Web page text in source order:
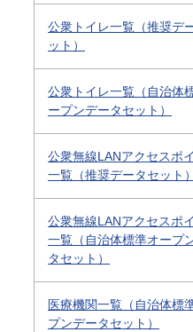
公衆トイレ一覧（推奨デ
ット）
公衆トイレ一覧（自治体
ープンデータセット）
公衆無線LANアクセスポ
一覧（推奨データセット）
公衆無線LANアクセスポ
一覧（自治体標準オープ
タセット）
医療機関一覧（自治体標
プンデータセット）